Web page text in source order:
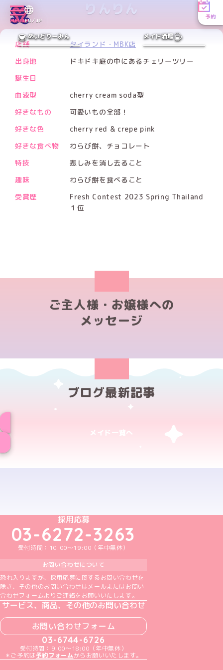
MENUEN／JP
予約
めいどりーみん メイド酒場
りんりん
PREV NEXT
Facebookアカウント
店舗
タイランド・MBK店
出身地
ドキドキ庭の中にあるチェリーツリー
誕生日
血液型
cherry cream soda型
好きなもの
可愛いもの全部！
好きな色
cherry red & crepe pink
好きな食べ物
わらび餅、チョコレート
特技
悲しみを消し去ること
趣味
わらび餅を食べること
受賞歴
Fresh Contest 2023 Spring Thailand
１位
ご主人様・お嬢様への
メッセージ
ブログ最新記事
メイド一覧へ
めいどりーみんTikTok公式アカウント
めいどりーみんX公式アカウント
採用応募
03-6272-3263
受付時間：10:00～19:00（年中無休）
お問い合わせについて
恐れ入りますが、採用応募に関するお問い合わせを
除き、その他のお問い合わせはメールまたはお問い
合わせフォームよりご連絡をお願いいたします。
サービス、商品、その他のお問い合わせ
お問い合わせフォーム
03-6744-6726
受付時間：9:00～18:00（年中無休）
＊ご予約は予約フォームからお願いいたします。